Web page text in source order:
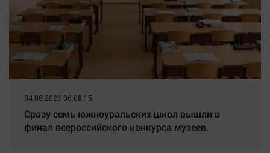
04.08.2026 06:08:15
Сразу семь южноуральских школ вышли в
финал всероссийского конкурса музеев.